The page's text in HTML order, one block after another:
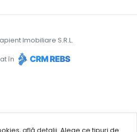
Imobiliare S.R.L.
în